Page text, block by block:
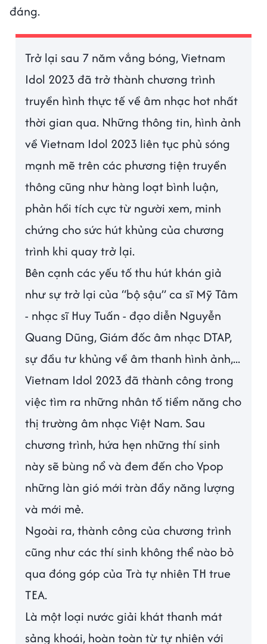
đáng.
Trở lại sau 7 năm vắng bóng, Vietnam
Idol 2023 đã trở thành chương trình
truyền hình thực tế về âm nhạc hot nhất
thời gian qua. Những thông tin, hình ảnh
về Vietnam Idol 2023 liên tục phủ sóng
mạnh mẽ trên các phương tiện truyền
thông cũng như hàng loạt bình luận,
phản hồi tích cực từ người xem, minh
chứng cho sức hút khủng của chương
trình khi quay trở lại.
Bên cạnh các yếu tố thu hút khán giả
như sự trở lại của “bộ sậu” ca sĩ Mỹ Tâm
- nhạc sĩ Huy Tuấn - đạo diễn Nguyễn
Quang Dũng, Giám đốc âm nhạc DTAP,
sự đầu tư khủng về âm thanh hình ảnh,...
Vietnam Idol 2023 đã thành công trong
việc tìm ra những nhân tố tiềm năng cho
thị trường âm nhạc Việt Nam. Sau
chương trình, hứa hẹn những thí sinh
này sẽ bùng nổ và đem đến cho Vpop
những làn gió mới tràn đầy năng lượng
và mới mẻ.
Ngoài ra, thành công của chương trình
cũng như các thí sinh không thể nào bỏ
qua đóng góp của Trà tự nhiên TH true
TEA.
Là một loại nước giải khát thanh mát
sảng khoái, hoàn toàn từ tự nhiên với